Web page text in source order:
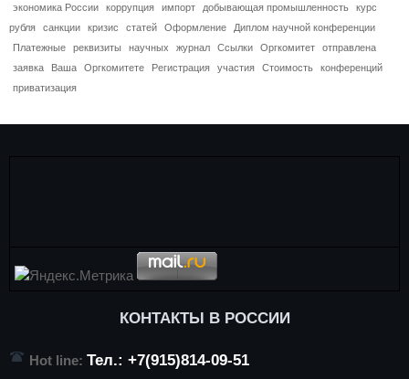
экономика России
коррупция импорт добывающая промышленность
курс
рубля
санкции кризис статей Оформление
Диплом научной конференции
Платежные
реквизиты научных журнал Ссылки Оргкомитет
отправлена
заявка
Ваша Оргкомитете Регистрация участия Стоимость
конференций
приватизация
КОНТАКТЫ В РОССИИ
Hot line: Тел.: +7(915)814-09-51